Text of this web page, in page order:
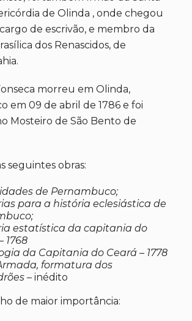
de Olinda , onde chegou
de escrivão, e membro da
dos Renascidos, de
morreu em Olinda,
em 09 de abril de 1786 e foi
Mosteiro de São Bento de
seguintes obras:
de Pernambuco;
para a história eclesiástica de
estatística da capitania do
1768
da Capitania do Ceará – 1778
formatura dos
– inédito
de maior importância: